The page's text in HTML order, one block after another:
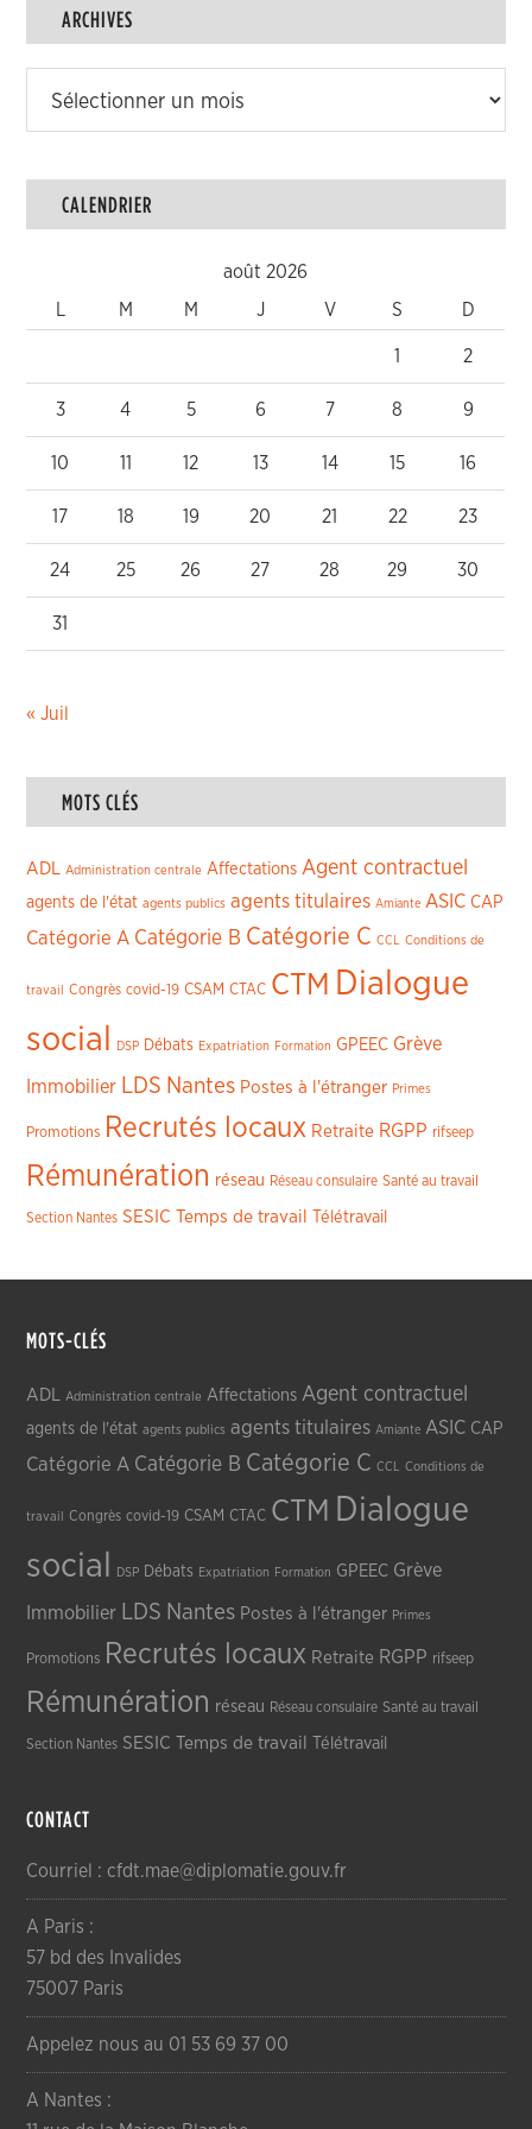
ARCHIVES
CALENDRIER
août 2026
M M J V S D
1 2
3 4 5 6 7 8 9
10 11 12 13 14 15 16
17 18 19 20 21 22 23
24 25 26 27 28 29 30
31
« Juil
MOTS CLÉS
ADL Administration centrale Affectations Agent contractuel
agents de l'état agents publics agents titulaires Amiante ASIC CAP
Catégorie A Catégorie B Catégorie C CCL Conditions de
travail Congrès covid-19 CSAM CTAC CTM Dialogue
social
DSP Débats Expatriation Formation GPEEC Grève
Immobilier LDS Nantes Postes à l'étranger Primes
Promotions Recrutés locaux Retraite RGPP rifseep
Rémunération réseau Réseau consulaire Santé au travail
Section Nantes SESIC Temps de travail Télétravail
MOTS-CLÉS
ADL Administration centrale Affectations Agent contractuel
agents de l'état agents publics agents titulaires Amiante ASIC CAP
Catégorie A Catégorie B Catégorie C CCL Conditions de
travail Congrès covid-19 CSAM CTAC CTM Dialogue
social
DSP Débats Expatriation Formation GPEEC Grève
Immobilier LDS Nantes Postes à l'étranger Primes
Promotions Recrutés locaux Retraite RGPP rifseep
Rémunération réseau Réseau consulaire Santé au travail
Section Nantes SESIC Temps de travail Télétravail
CONTACT
Courriel : cfdt.mae@diplomatie.gouv.fr
A Paris :
57 bd des Invalides
75007 Paris
Appelez nous au 01 53 69 37 00
A Nantes :